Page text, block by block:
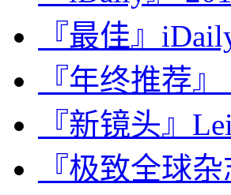
『最佳』
『年终推荐
『新镜头』
『极致全球